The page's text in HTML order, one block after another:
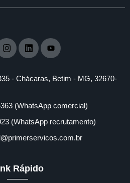
- Chácaras, Betim - MG, 32670-
(WhatsApp comercial)
(WhatsApp recrutamento)
Rápido